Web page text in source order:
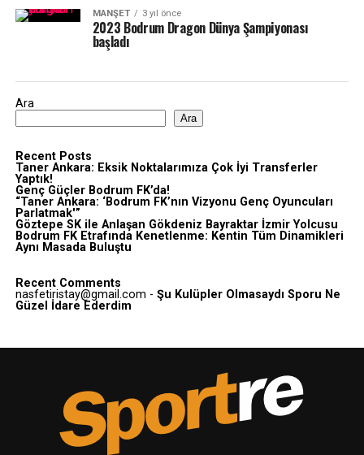
MANŞET 3 yıl önce
2023 Bodrum Dragon Dünya Şampiyonası
başladı
Ara
Ara
Recent Posts
Taner Ankara: Eksik Noktalarımıza Çok İyi Transferler
Yaptık!
Genç Güçler Bodrum FK’da!
“Taner Ankara: ‘Bodrum FK’nın Vizyonu Genç Oyuncuları
Parlatmak'”
Göztepe SK ile Anlaşan Gökdeniz Bayraktar İzmir Yolcusu
Bodrum FK Etrafında Kenetlenme: Kentin Tüm Dinamikleri
Aynı Masada Buluştu
Recent Comments
nasfetiristay@gmail.com - Şu Kulüpler Olmasaydı Sporu Ne
Güzel İdare Ederdim